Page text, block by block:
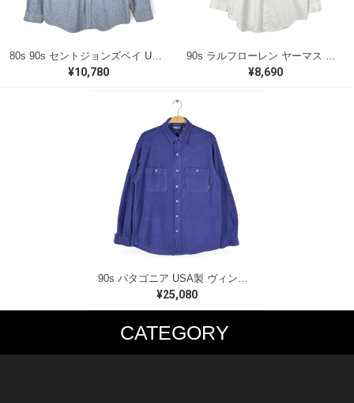
¥10,780 ¥8,690
90s パタゴニア USA製 ヴィンテージ フリースオーバーシャツ パープル シンチラ PATAGONIA サイズM CA1566
¥25,080
CATEGORY
MUSIC TEE T-SHIRTS